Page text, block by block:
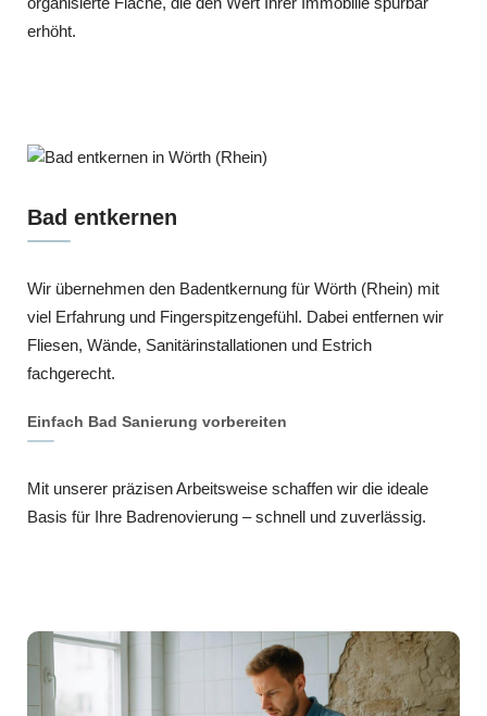
erhöht.
Bad entkernen
Wir übernehmen den Badentkernung für Wörth (Rhein) mit
viel Erfahrung und Fingerspitzengefühl. Dabei entfernen wir
Fliesen, Wände, Sanitärinstallationen und Estrich
fachgerecht.
Einfach Bad Sanierung vorbereiten
Mit unserer präzisen Arbeitsweise schaffen wir die ideale
Basis für Ihre Badrenovierung – schnell und zuverlässig.